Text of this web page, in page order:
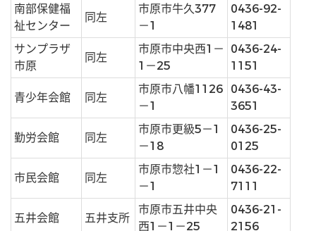
南部保健福
祉センター
同左
市原市牛久377
－1
0436-92-
1481
サンプラザ
市原
同左
市原市中央西1－
1－25
0436-24-
1151
青少年会館 同左
市原市八幡1126
－1
0436-43-
3651
勤労会館 同左
市原市更級5－1
－18
0436-25-
0125
市民会館 同左
市原市惣社1－1
－1
0436-22-
7111
五井会館 五井支所
市原市五井中央
西1－1－25
0436-21-
2156